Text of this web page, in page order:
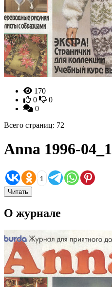
170
0
0
0
Всего страниц: 72
Anna 1996-04_1
1
Читать
О журнале